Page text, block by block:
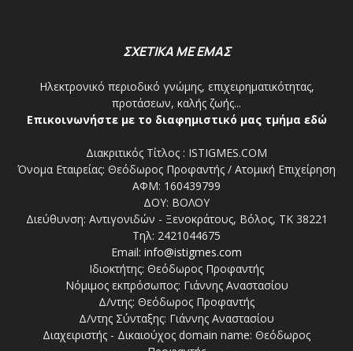
ΣΧΕΤΙΚΑ ΜΕ ΕΜΑΣ
Ηλεκτρονικό περιοδικό γνώμης, επιχειρηματικότητας,
προτάσεων, καλής ζωής...
Επικοινωνήστε με το διαφημιστικό μας τμήμα εδώ
Διακριτικός Τίτλος : ISTIGMES.COM
Όνομα Εταιρείας: Θεόδωρος Προφαντής / Ατομική Επιχείρηση
ΑΦΜ: 160439799
ΔΟΥ: ΒΟΛΟΥ
Διεύθυνση: Αντιγονιδών - Ξενοκράτους, Βόλος, ΤΚ 38221
Τηλ: 2421044675
Email: info@istigmes.com
Ιδιοκτήτης: Θεόδωρος Προφαντής
Νόμιμος εκπρόσωπος: Γιάννης Αναστασίου
Δ/ντης: Θεόδωρος Προφαντής
Δ/ντης Σύνταξης: Γιάννης Αναστασίου
Διαχειριστής - Δικαιούχος domain name: Θεόδωρος